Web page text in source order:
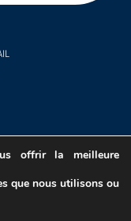
offrir la meilleure
que nous utilisons ou